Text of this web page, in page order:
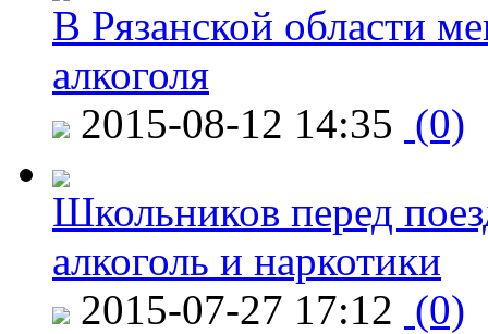
В Рязанской области
алкоголя
2015-08-12 14:35 (0)
Школьников перед
алкоголь и наркотики
2015-07-27 17:12 (0)